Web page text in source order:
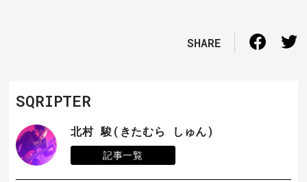
SHARE
SQRIPTER
北村 駿(きたむら しゅん)
記事一覧